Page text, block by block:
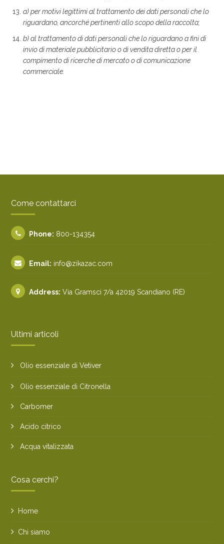
a) per motivi legittimi al trattamento dei dati personali che lo
riguardano, ancorché pertinenti allo scopo della raccolta;
b) al trattamento di dati personali che lo riguardano a fini di
invio di materiale pubblicitario o di vendita diretta o per il
compimento di ricerche di mercato o di comunicazione
commerciale.
Come contattarci
Phone: 800-134354
Email: info@zikazac.com
Address: Via Gramsci 7/a 42019 Scandiano (RE)
Ultimi articoli
Olio essenziale di Vetiver
Olio essenziale di Citronella
Carbomer
Acido citrico
Acqua vitalizzata
Cosa cerchi?
Home
Chi siamo